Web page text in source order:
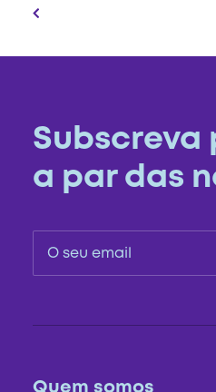
Subscreva
a par das
Quem somos